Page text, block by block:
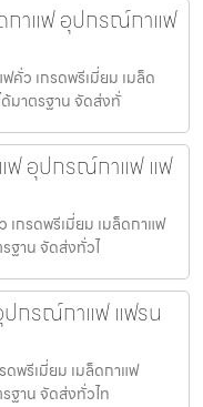
กาแฟ อุปกรณ์กาแฟ
คั่ว เกรดพรีเมี่ยม เมล็ด
มาตรฐาน จัดส่งทั่
แฟ อุปกรณ์กาแฟ แฟ
เกรดพรีเมี่ยม เมล็ดกาแฟ
ฐาน จัดส่งทั่วไ
ปกรณ์กาแฟ แฟรน
ดพรีเมี่ยม เมล็ดกาแฟ
ฐาน จัดส่งทั่วไท